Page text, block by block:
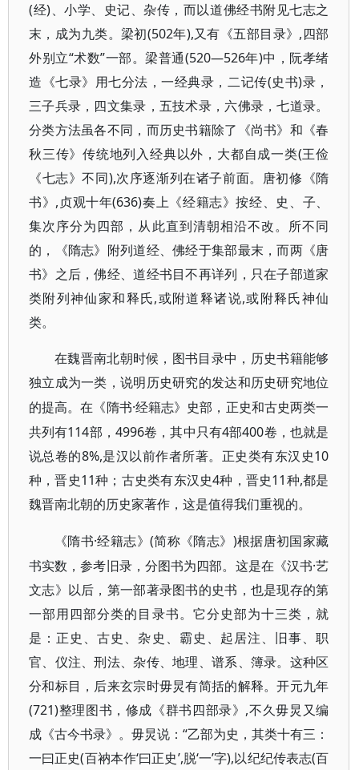
(经)、小学、史记、杂传，而以道佛经书附见七志之
末，成为九类。梁初(502年),又有《五部目录》,四部
外别立“术数”一部。梁普通(520—526年)中，阮孝绪
造《七录》用七分法，一经典录，二记传(史书)录，
三子兵录，四文集录，五技术录，六佛录，七道录。
分类方法虽各不同，而历史书籍除了《尚书》和《春
秋三传》传统地列入经典以外，大都自成一类(王俭
《七志》不同),次序逐渐列在诸子前面。唐初修《隋
书》,贞观十年(636)奏上《经籍志》按经、史、子、
集次序分为四部，从此直到清朝相沿不改。所不同
的，《隋志》附列道经、佛经于集部最末，而两《唐
书》之后，佛经、道经书目不再详列，只在子部道家
类附列神仙家和释氏,或附道释诸说,或附释氏神仙
类。
在魏晋南北朝时候，图书目录中，历史书籍能够
独立成为一类，说明历史研究的发达和历史研究地位
的提高。在《隋书·经籍志》史部，正史和古史两类一
共列有114部，4996卷，其中只有4部400卷，也就是
说总卷的8%,是汉以前作者所著。正史类有东汉史10
种，晋史11种；古史类有东汉史4种，晋史11种,都是
魏晋南北朝的历史家著作，这是值得我们重视的。
《隋书·经籍志》(简称《隋志》)根据唐初国家藏
书实数，参考旧录，分图书为四部。这是在《汉书·艺
文志》以后，第一部著录图书的史书，也是现存的第
一部用四部分类的目录书。它分史部为十三类，就
是：正史、古史、杂史、霸史、起居注、旧事、职
官、仪注、刑法、杂传、地理、谱系、簿录。这种区
分和标目，后来玄宗时毋炅有简括的解释。开元九年
(721)整理图书，修成《群书四部录》,不久毋炅又编
成《古今书录》。毋炅说：“乙部为史，其类十有三：
一曰正史(百衲本作‘曰正史’,脱‘一’字),以纪纪传表志(百